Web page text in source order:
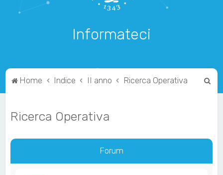
Informateci
Home Indice II anno Ricerca Operativa
Ricerca Operativa
Forum